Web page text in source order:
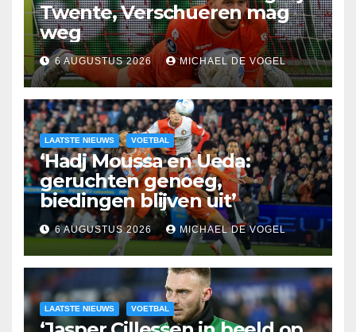
Twente, Verschueren mag
weg
6 AUGUSTUS 2026 MICHAEL DE VOGEL
LAATSTE NIEUWS VOETBAL
‘Hadj Moussa en Ueda:
geruchten genoeg,
biedingen blijven uit’
6 AUGUSTUS 2026 MICHAEL DE VOGEL
LAATSTE NIEUWS VOETBAL